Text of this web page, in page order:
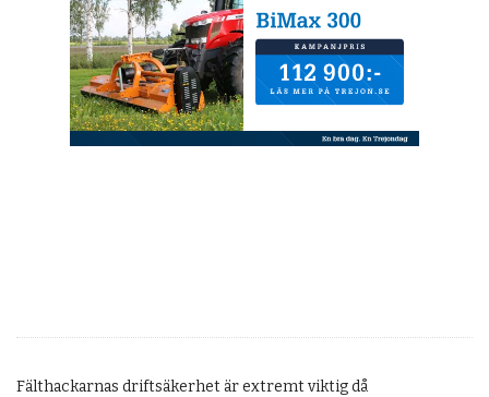
Fälthackarnas driftsäkerhet är extremt viktig då